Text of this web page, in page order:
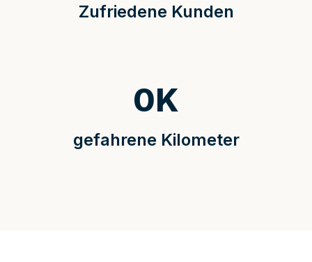
Zufriedene Kunden
gefahrene Kilometer
0K